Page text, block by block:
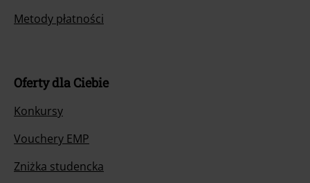
Metody płatności
Oferty dla Ciebie
Konkursy
Vouchery EMP
Zniżka studencka